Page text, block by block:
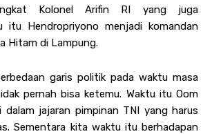
Kolonel Arifin RI yang juga
itu Hendropriyono menjadi komandan
Hitam di Lampung.
garis politik pada waktu masa
pernah bisa ketemu. Waktu itu Oom
dalam jajaran pimpinan TNI yang harus
Sementara kita waktu itu berhadapan